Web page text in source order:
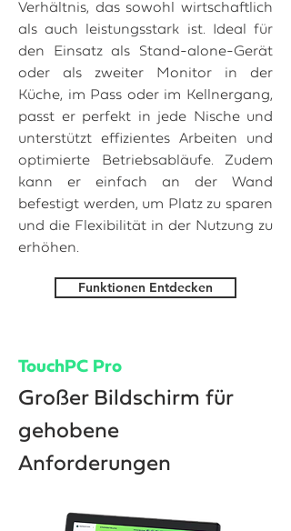
Verhältnis, das sowohl wirtschaftlich
als auch leistungsstark ist. Ideal für
den Einsatz als Stand-alone-Gerät
oder als zweiter Monitor in der
Küche, im Pass oder im Kellnergang,
passt er perfekt in jede Nische und
unterstützt effizientes Arbeiten und
optimierte Betriebsabläufe. Zudem
kann er einfach an der Wand
befestigt werden, um Platz zu sparen
und die Flexibilität in der Nutzung zu
erhöhen.
Funktionen Entdecken
TouchPC Pro
Großer Bildschirm für
gehobene
Anforderungen